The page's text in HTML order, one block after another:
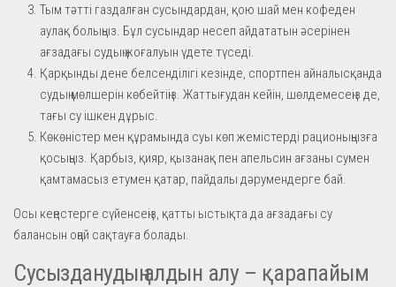
Тым тәтті газдалған сусындардан, қою шай мен кофеден
аулақ болыңыз. Бұл сусындар несеп айдататын әсерінен
ағзадағы судың жоғалуын үдете түседі.
Қарқынды дене белсенділігі кезінде, спортпен айналысқанда
судың мөлшерін көбейтіңіз. Жаттығудан кейін, шөлдемесеңіз де,
тағы су ішкен дұрыс.
Көкөністер мен құрамында суы көп жемістерді рационыңызға
қосыңыз. Қарбыз, қияр, қызанақ пен апельсин ағзаны сумен
қамтамасыз етумен қатар, пайдалы дәрумендерге бай.
Осы кеңестерге сүйенсеңіз, қатты ыстықта да ағзадағы су
балансын оңай сақтауға болады.
Сусызданудың алдын алу – қарапайым